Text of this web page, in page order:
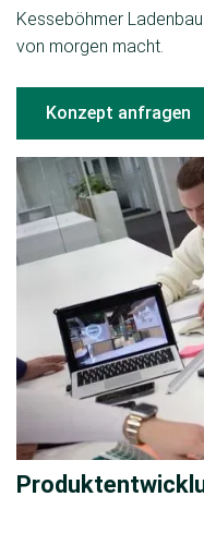
Kesseböhmer
von morgen macht.
Konzept anfragen